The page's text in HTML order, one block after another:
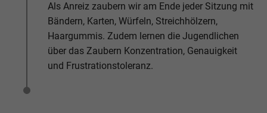
Als Anreiz zaubern wir am Ende jeder Sitzung mit
Bändern, Karten, Würfeln, Streichhölzern,
Haargummis. Zudem lernen die Jugendlichen
über das Zaubern Konzentration, Genauigkeit
und Frustrationstoleranz.